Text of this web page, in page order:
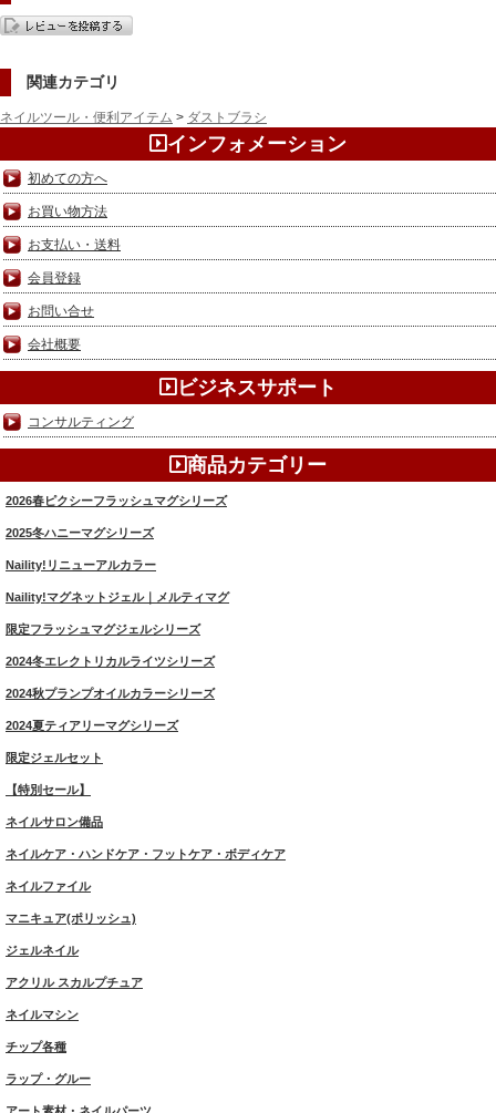
関連カテゴリ
ネイルツール・便利アイテム > ダストブラシ
インフォメーション
初めての方へ
お買い物方法
お支払い・送料
会員登録
お問い合せ
会社概要
ビジネスサポート
コンサルティング
商品カテゴリー
2026春ピクシーフラッシュマグシリーズ
2025冬ハニーマグシリーズ
Naility!リニューアルカラー
Naility!マグネットジェル｜メルティマグ
限定フラッシュマグジェルシリーズ
2024冬エレクトリカルライツシリーズ
2024秋プランプオイルカラーシリーズ
2024夏ティアリーマグシリーズ
限定ジェルセット
【特別セール】
ネイルサロン備品
ネイルケア・ハンドケア・フットケア・ボディケア
ネイルファイル
マニキュア(ポリッシュ)
ジェルネイル
アクリル スカルプチュア
ネイルマシン
チップ各種
ラップ・グルー